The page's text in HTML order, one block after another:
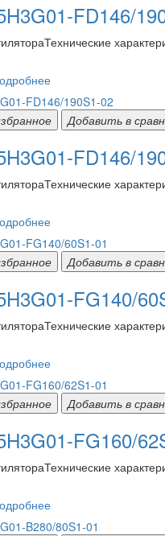
FD146/
Добавить в
FD146/
Добавить в
FG140/
Добавить в
FG160/